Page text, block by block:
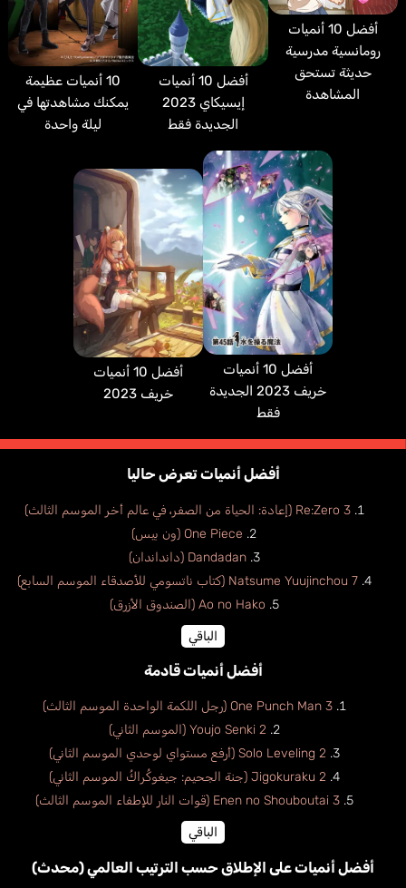
أفضل 10 أنميات
رومانسية مدرسية
حديثة تستحق
المشاهدة
أفضل 10 أنميات
إيسيكاي 2023
الجديدة فقط
10 أنميات عظيمة
يمكنك مشاهدتها في
ليلة واحدة
أفضل 10 أنميات
خريف 2023 الجديدة
فقط
أفضل 10 أنميات
خريف 2023
أفضل أنميات تعرض حاليا
Re:Zero 3 (إعادة: الحياة من الصفر، في عالم أخر الموسم الثالث)
One Piece (ون بيس)
Dandadan (دانداندان)
Natsume Yuujinchou 7 (كتاب ناتسومي للأصدقاء الموسم السابع)
Ao no Hako (الصندوق الأزرق)
الباقي
أفضل أنميات قادمة
One Punch Man 3 (رجل اللكمة الواحدة الموسم الثالث)
Youjo Senki 2 (الموسم الثاني)
Solo Leveling 2 (أرفع مستواي لوحدي الموسم الثاني)
Jigokuraku 2 (جنة الجحيم: جيغوكُراكُ الموسم الثاني)
Enen no Shouboutai 3 (قوات النار للإطفاء الموسم الثالث)
الباقي
أفضل أنميات على الإطلاق حسب الترتيب العالمي (محدث)